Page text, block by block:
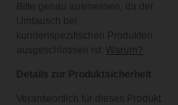
Bitte genau ausmessen, da der
Umtausch bei
kundenspezifischen Produkten
ausgeschlossen ist. Warum?
Details zur Produktsicherheit
Verantwortlich für dieses Produkt